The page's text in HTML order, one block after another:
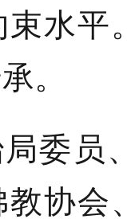
水平
。
委员
协